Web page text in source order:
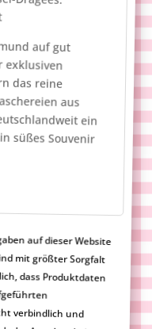
auf gut
exklusiven
das reine
aus
ein
Souvenir
auf dieser Website
und sind mit größter Sorgfalt
ist es möglich, dass Produktdaten
werden. Die aufgeführten
rechtlich nicht verbindlich und
für falsche Angaben keine